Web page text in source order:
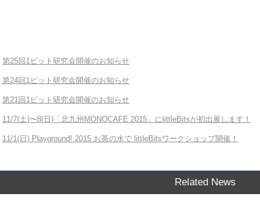
第25回1ビット研究会開催のお知らせ
第24回1ビット研究会開催のお知らせ
第21回1ビット研究会開催のお知らせ
11/7(土)〜8(日)「北九州MONOCAFE 2015」にlittleBitsが初出展します！
11/1(日) Playground! 2015 お茶の水で littleBitsワークショップ開催！
Related News